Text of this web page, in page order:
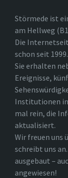
Störmede ist
am Hellweg
Die
schon seit 1999.
Sie erhalten
Ereignisse,
Institutionen in
mal rein, die
aktualisiert.
Wir freuen uns
schreibt uns
ausgebaut –
angewiesen!